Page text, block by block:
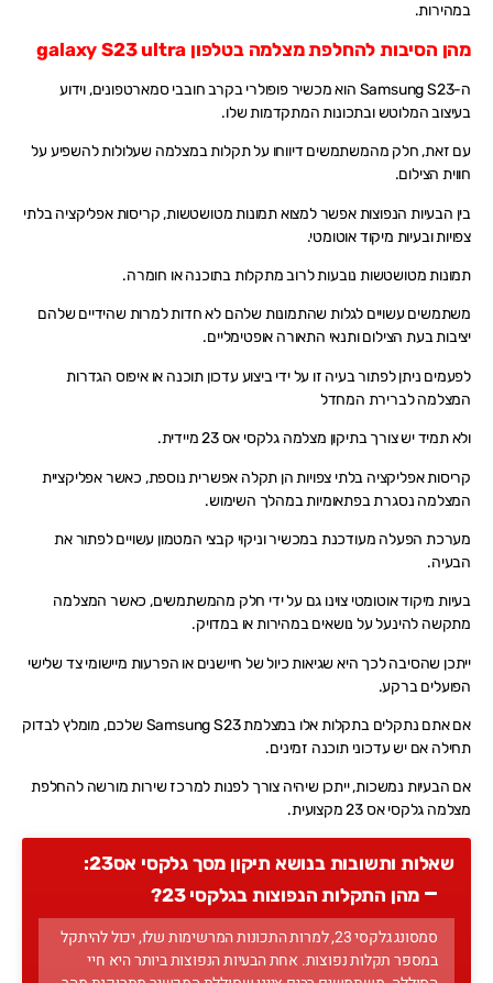
במהירות.
מהן הסיבות להחלפת מצלמה בטלפון galaxy S23 ultra
ה-Samsung S23 הוא מכשיר פופולרי בקרב חובבי סמארטפונים, וידוע
בעיצוב המלוטש ובתכונות המתקדמות שלו.
עם זאת, חלק מהמשתמשים דיווחו על תקלות במצלמה שעלולות להשפיע על
חווית הצילום.
בין הבעיות הנפוצות אפשר למצוא תמונות מטושטשות, קריסות אפליקציה בלתי
צפויות ובעיות מיקוד אוטומטי.
תמונות מטושטשות נובעות לרוב מתקלות בתוכנה או חומרה.
משתמשים עשויים לגלות שהתמונות שלהם לא חדות למרות שהידיים שלהם
יציבות בעת הצילום ותנאי התאורה אופטימליים.
לפעמים ניתן לפתור בעיה זו על ידי ביצוע עדכון תוכנה או איפוס הגדרות
המצלמה לברירת המחדל
ולא תמיד יש צורך בתיקון מצלמה גלקסי אס 23 מיידית.
קריסות אפליקציה בלתי צפויות הן תקלה אפשרית נוספת, כאשר אפליקציית
המצלמה נסגרת בפתאומיות במהלך השימוש.
מערכת הפעלה מעודכנת במכשיר וניקוי קבצי המטמון עשויים לפתור את
הבעיה.
בעיות מיקוד אוטומטי צוינו גם על ידי חלק מהמשתמשים, כאשר המצלמה
מתקשה להינעל על נושאים במהירות או במדויק.
ייתכן שהסיבה לכך היא שגיאות כיול של חיישנים או הפרעות מיישומי צד שלישי
הפועלים ברקע.
אם אתם נתקלים בתקלות אלו במצלמת Samsung S23 שלכם, מומלץ לבדוק
תחילה אם יש עדכוני תוכנה זמינים.
אם הבעיות נמשכות, ייתכן שיהיה צורך לפנות למרכז שירות מורשה להחלפת
מצלמה גלקסי אס 23 מקצועית.
שאלות ותשובות בנושא תיקון מסך גלקסי אס23:
מהן התקלות הנפוצות בגלקסי 23?
סמסונג גלקסי 23, למרות התכונות המרשימות שלו, יכול להיתקל
במספר תקלות נפוצות. אחת הבעיות הנפוצות ביותר היא חיי